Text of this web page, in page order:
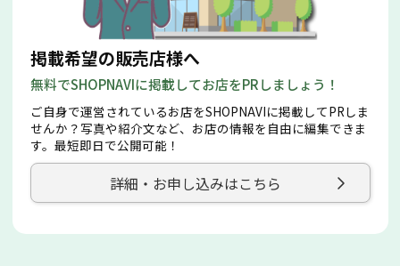
掲載希望の販売店様へ
無料でSHOPNAVIに掲載してお店をPRしましょう！
ご自身で運営されているお店をSHOPNAVIに掲載してPRしま
せんか？写真や紹介文など、お店の情報を自由に編集できま
す。最短即日で公開可能！
詳細・お申し込みはこちら